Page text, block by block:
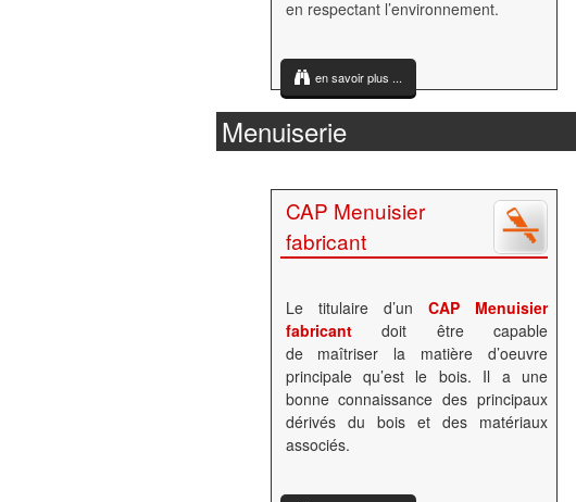
en respectant l’environnement.
en savoir plus ...
Menuiserie
CAP Menuisier
fabricant
Le titulaire d’un CAP Menuisier
fabricantdoit être capable
de maîtriser la matière d’oeuvre
principale qu’est le bois. Il a une
bonne connaissance des principaux
dérivés du bois et des matériaux
associés.